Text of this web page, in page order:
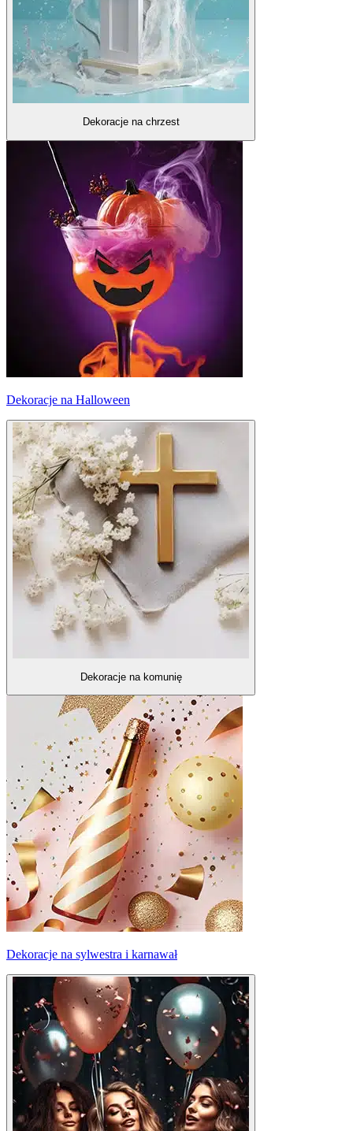
Dekoracje na chrzest
Dekoracje na Halloween
Dekoracje na komunię
Dekoracje na sylwestra i karnawał